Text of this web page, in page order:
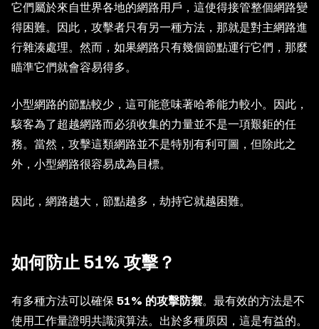
它們屬於來自世界各地的網路用戶，這使得接管整個網路變
得困難。因此，攻擊者只有另一種方法，那就是對主網路進
行雜湊處理。然而，如果網路只有幾個節點運行它們，那麼
瞄準它們就會容易得多。
小型網路的節點較少，這可能意味著哈希能力較小。因此，
駭客為了超越網路而必須收集的力量並不是一項艱鉅的任
務。當然，攻擊這類網路並不是特別有利可圖，但除此之
外，小型網路很容易成為目標。
因此，網路越大，節點越多，劫持它就越困難。
如何防止 51% 攻擊？
有多種方法可以確保 51% 的攻擊防禦。最有效的方法是不
使用工作量證明共識演算法。出於多種原因，這是有益的。